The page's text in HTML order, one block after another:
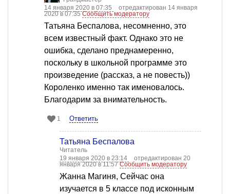
14 января 2020 в 07:35
отредактирован 14 января
2020 в 07:35Сообщить модератору
Татьяна Беспалова, несомненно, это
всем известный факт. Однако это не
ошибка, сделано преднамеренно,
поскольку в школьной программе это
произведение (рассказ, а не повесть))
Короленко именно так именовалось.
Благодарим за внимательность.
1 Ответить
Татьяна Беспалова
Читатель
19 января 2020 в 23:14
отредактирован 20
января 2020 в 11:57Сообщить модератору
Жанна Магиня, Сейчас она
изучается в 5 классе под исконным